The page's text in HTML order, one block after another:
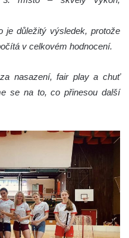
je důležitý výsledek, protože
v celkovém hodnocení.
nasazení, fair play a chuť
se na to, co přinesou další